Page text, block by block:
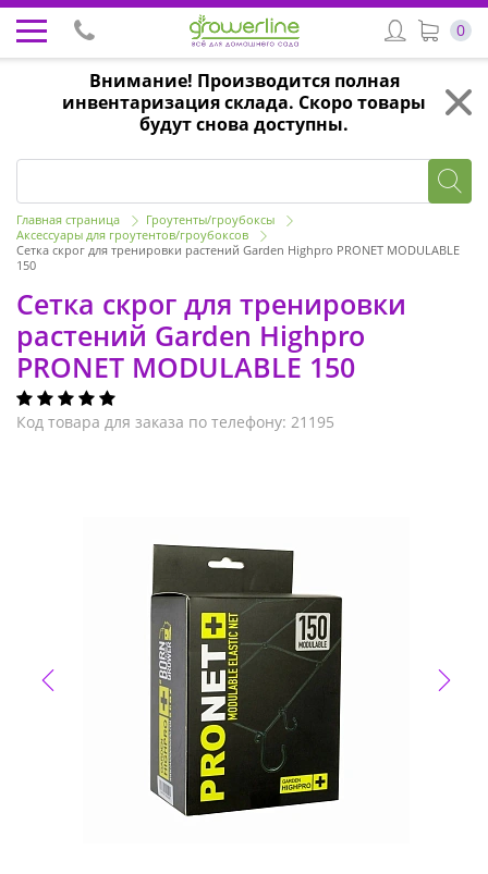
Внимание! Производится полная
инвентаризация склада. Скоро товары
будут снова доступны.
0
Главная страница
Гроутенты/гроубоксы
Аксессуары для гроутентов/гроубоксов
Сетка скрог для тренировки растений Garden Highpro PRONET MODULABLE
150
Сетка скрог для тренировки
растений Garden Highpro
PRONET MODULABLE 150
Код товара для заказа по телефону: 21195